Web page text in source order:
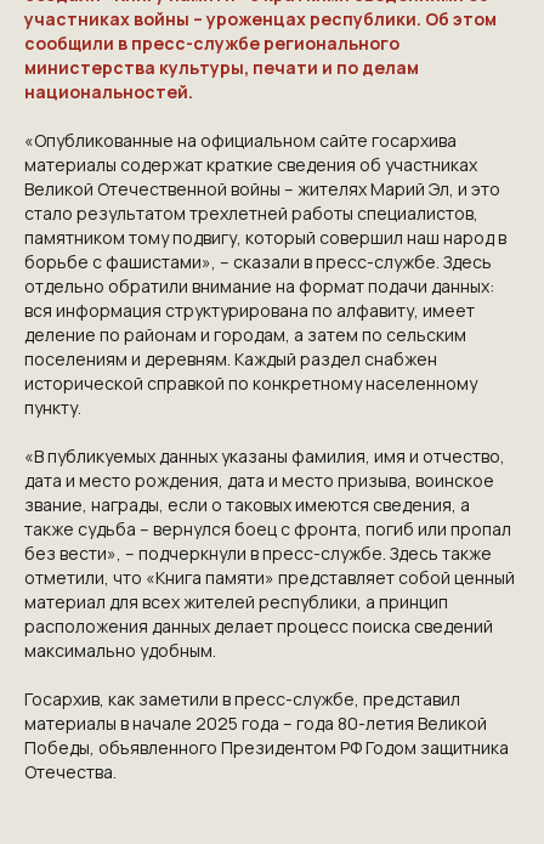
участниках войны – уроженцах республики. Об этом
сообщили в пресс-службе регионального
министерства культуры, печати и по делам
национальностей.
«Опубликованные на официальном сайте госархива
материалы содержат краткие сведения об участниках
Великой Отечественной войны – жителях Марий Эл, и это
стало результатом трехлетней работы специалистов,
памятником тому подвигу, который совершил наш народ в
борьбе с фашистами», – сказали в пресс-службе. Здесь
отдельно обратили внимание на формат подачи данных:
вся информация структурирована по алфавиту, имеет
деление по районам и городам, а затем по сельским
поселениям и деревням. Каждый раздел снабжен
исторической справкой по конкретному населенному
пункту.
«В публикуемых данных указаны фамилия, имя и отчество,
дата и место рождения, дата и место призыва, воинское
звание, награды, если о таковых имеются сведения, а
также судьба – вернулся боец с фронта, погиб или пропал
без вести», – подчеркнули в пресс-службе. Здесь также
отметили, что «Книга памяти» представляет собой ценный
материал для всех жителей республики, а принцип
расположения данных делает процесс поиска сведений
максимально удобным.
Госархив, как заметили в пресс-службе, представил
материалы в начале 2025 года – года 80-летия Великой
Победы, объявленного Президентом РФ Годом защитника
Отечества.
КОНТАКТЫ
ПРИГЛАШАЕМ ВАС
ПРОЕКТЕ
VICTORYDAY80.RU